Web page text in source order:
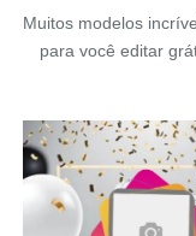
Muitos modelos
para você editar